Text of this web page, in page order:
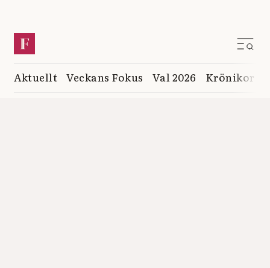
Aktuellt Veckans Fokus Val 2026 Krönikor